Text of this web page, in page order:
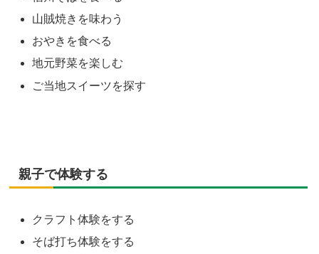
山賊焼きを味わう
おやきを食べる
地元野菜を楽しむ
ご当地スイーツを探す
親子で体験する
クラフト体験をする
そば打ち体験をする